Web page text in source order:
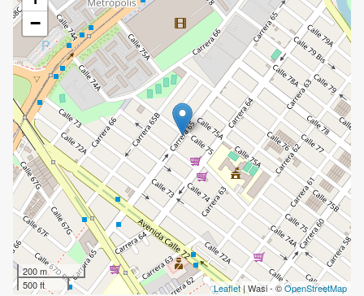
−
200 m
500 ft
Leaflet| Wasi - ©OpenStreetMap